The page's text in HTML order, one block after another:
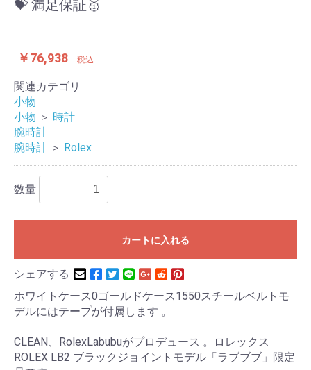
💝 満足保証🥇
￥76,938 税込
関連カテゴリ
小物
小物 ＞ 時計
腕時計
腕時計 ＞ Rolex
数量
カートに入れる
シェアする
ホワイトケース0ゴールドケース1550スチールベルトモ
デルにはテープが付属します 。
CLEAN、RolexLabubuがプロデュース 。ロレックス
ROLEX LB2 ブラックジョイントモデル「ラブブブ」限定